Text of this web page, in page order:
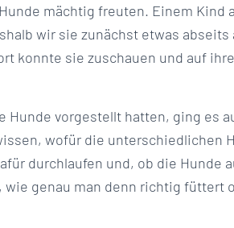
mächtig freuten. Einem Kind
wir sie zunächst etwas
konnte sie zuschauen und auf
Hunde vorgestellt hatten, ging es
wofür die unterschiedlichen
durchlaufen und, ob die Hunde
genau man denn richtig füttert